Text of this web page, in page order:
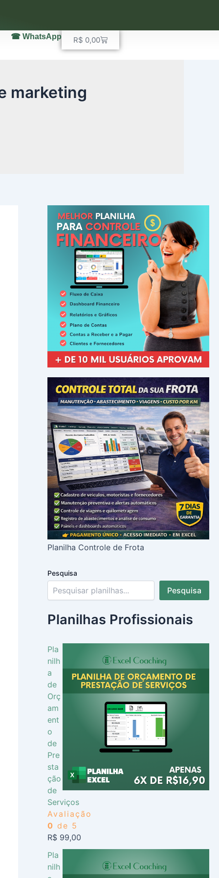
☎ WhatsApp R$ 0,00Carrinho
marketing
Planilha Controle de Frota
Pesquisa
Pesquisa
Planilhas Profissionais
Pla
nilh
a
de
Orç
am
ent
o
de
Pre
sta
ção
de
Serviços
Avaliação
0 de 5
R$99,00
Pla
nilh